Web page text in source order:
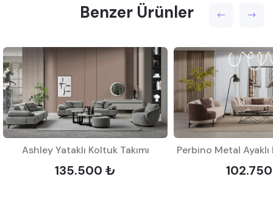
Benzer Ürünler
Ashley Yataklı Koltuk Takımı
135.500 ₺